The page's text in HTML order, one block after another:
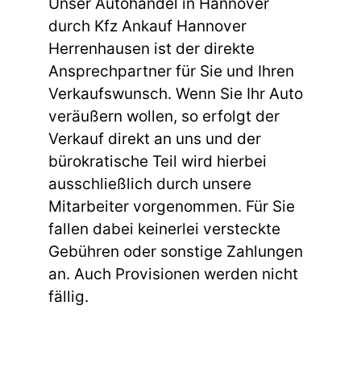
Unser Autohandel in Hannover
durch Kfz Ankauf Hannover
Herrenhausen ist der direkte
Ansprechpartner für Sie und Ihren
Verkaufswunsch. Wenn Sie Ihr Auto
veräußern wollen, so erfolgt der
Verkauf direkt an uns und der
bürokratische Teil wird hierbei
ausschließlich durch unsere
Mitarbeiter vorgenommen. Für Sie
fallen dabei keinerlei versteckte
Gebühren oder sonstige Zahlungen
an. Auch Provisionen werden nicht
fällig.